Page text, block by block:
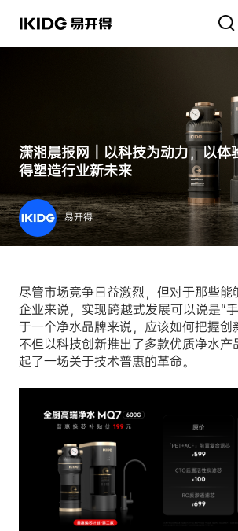
潇湘晨报网｜以科技为动力，以体
得塑造行业新未来
易开得
尽管市场竞争日益激烈，但对于那些能
企业来说，实现跨越式发展可以说是“
于一个净水品牌来说，应该如何把握创
不但以科技创新推出了多款优质净水产
起了一场关于技术普惠的革命。